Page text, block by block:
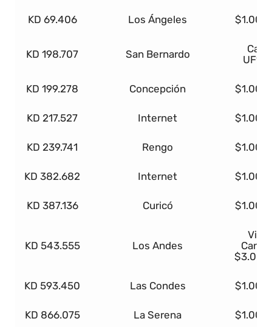
KD 69.406 Los Ángeles
KD 198.707 San Bernardo
KD 199.278 Concepción
KD 217.527 Internet
KD 239.741 Rengo
KD 382.682 Internet
KD 387.136 Curicó
KD 543.555 Los Andes
KD 593.450 Las Condes
KD 866.075 La Serena